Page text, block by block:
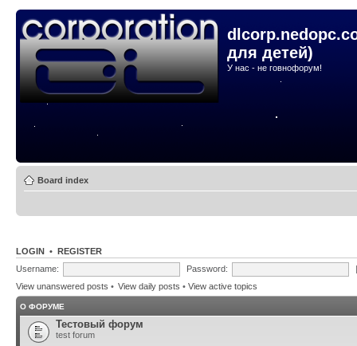
для детей)
У нас - не говнофорум!
Board index
LOGIN • REGISTER
Username:
Password:
View unanswered posts • View daily posts • View active topics
О ФОРУМЕ
Тестовый форум
test forum